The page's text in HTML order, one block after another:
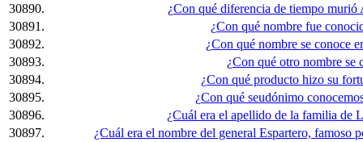
30890.
¿Con qué diferencia de tiempo
30891.
¿Con qué nombre fue
30892.
¿Con qué nombre se conoce
30893.
¿Con qué otro nombre se
30894.
¿Con qué producto hizo su
30895.
¿Con qué seudónimo
30896.
¿Cuál era el apellido de la familia de
30897.
¿Cuál era el nombre del general Espartero, famoso